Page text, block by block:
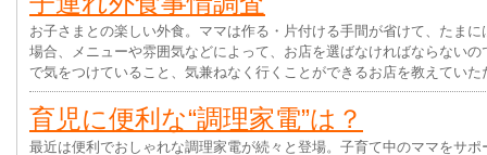
お子さまとの楽しい外食。ママは作る・片付ける手間が省けて、たま
場合、メニューや雰囲気などによって、お店を選ばなければならない
で気をつけていること、気兼ねなく行くことができるお店を教えていた
育児に便利な“調理家電”は？
最近は便利でおしゃれな調理家電が続々と登場。子育て中のママをサ